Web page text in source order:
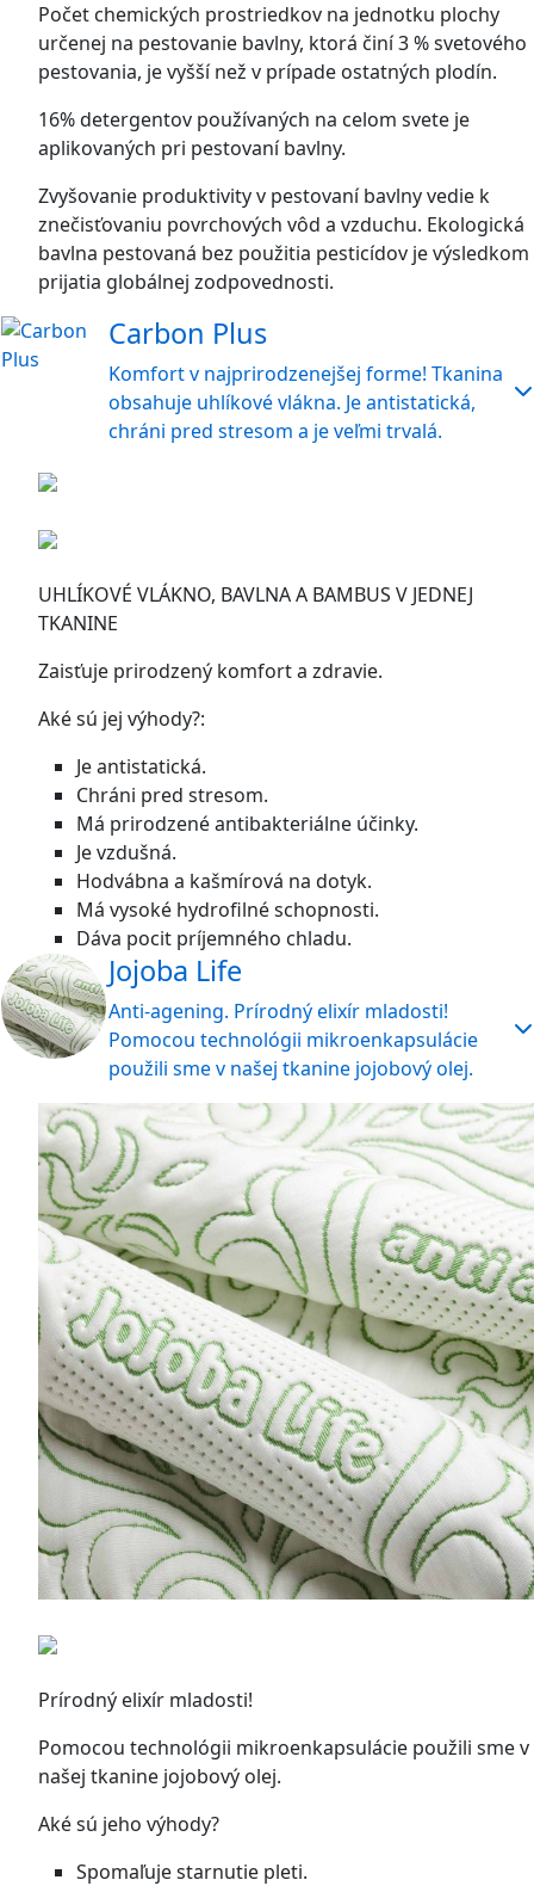
Počet chemických prostriedkov na jednotku plochy
určenej na pestovanie bavlny, ktorá činí 3 % svetového
pestovania, je vyšší než v prípade ostatných plodín.
16% detergentov používaných na celom svete je
aplikovaných pri pestovaní bavlny.
Zvyšovanie produktivity v pestovaní bavlny vedie k
znečisťovaniu povrchových vôd a vzduchu. Ekologická
bavlna pestovaná bez použitia pesticídov je výsledkom
prijatia globálnej zodpovednosti.
Carbon Plus
Komfort v najprirodzenejšej forme! Tkanina
obsahuje uhlíkové vlákna. Je antistatická,
chráni pred stresom a je veľmi trvalá.
UHLÍKOVÉ VLÁKNO, BAVLNA A BAMBUS V JEDNEJ
TKANINE
Zaisťuje prirodzený komfort a zdravie.
Aké sú jej výhody?:
Je antistatická.
Chráni pred stresom.
Má prirodzené antibakteriálne účinky.
Je vzdušná.
Hodvábna a kašmírová na dotyk.
Má vysoké hydrofilné schopnosti.
Dáva pocit príjemného chladu.
Jojoba Life
Anti-agening. Prírodný elixír mladosti!
Pomocou technológii mikroenkapsulácie
použili sme v našej tkanine jojobový olej.
Prírodný elixír mladosti!
Pomocou technológii mikroenkapsulácie použili sme v
našej tkanine jojobový olej.
Aké sú jeho výhody?
Spomaľuje starnutie pleti.